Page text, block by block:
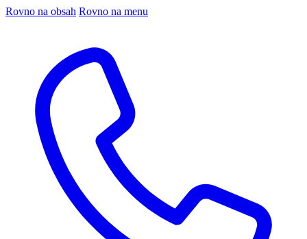
Rovno na obsah Rovno na menu